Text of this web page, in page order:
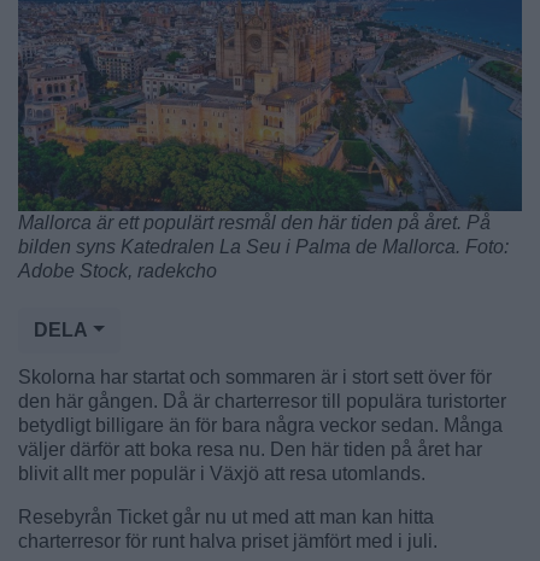
Mallorca är ett populärt resmål den här tiden på året. På
bilden syns Katedralen La Seu i Palma de Mallorca. Foto:
Adobe Stock, radekcho
DELA
Skolorna har startat och sommaren är i stort sett över för
den här gången. Då är charterresor till populära turistorter
betydligt billigare än för bara några veckor sedan. Många
väljer därför att boka resa nu. Den här tiden på året har
blivit allt mer populär i Växjö att resa utomlands.
Resebyrån Ticket går nu ut med att man kan hitta
charterresor för runt halva priset jämfört med i juli.